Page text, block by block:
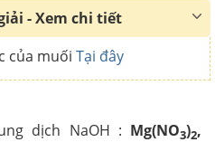
- Xem chi tiết
của muối Tại đây
dịch NaOH : Mg(NO3)2,